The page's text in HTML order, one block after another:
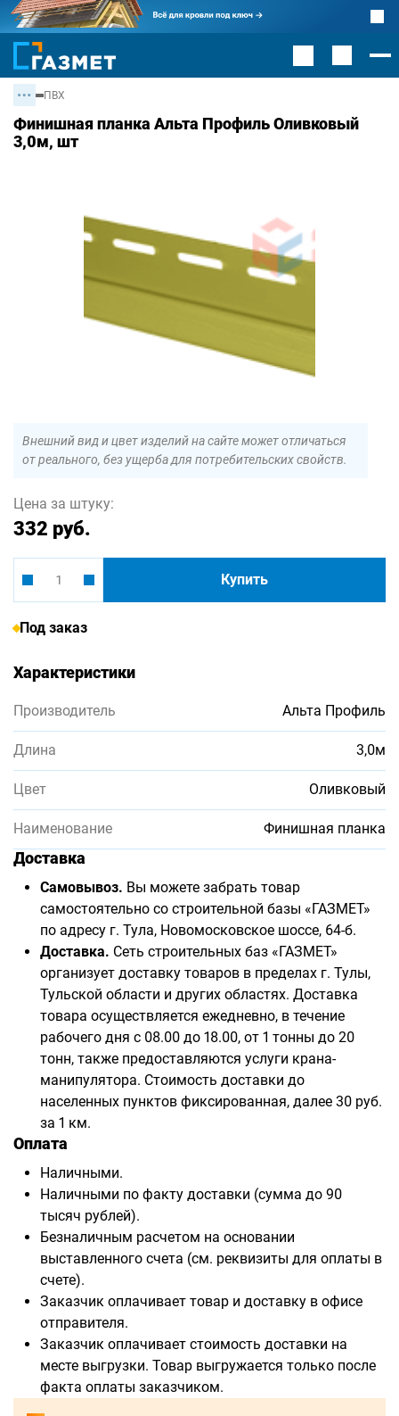
ПВХ
Финишная планка Альта Профиль Оливковый
3,0м, шт
Внешний вид и цвет изделий на сайте может отличаться
от реального, без ущерба для потребительских свойств.
Цена за штуку:
332 руб.
Купить
Под заказ
Характеристики
Производитель Альта Профиль
Длина 3,0м
Цвет Оливковый
Наименование Финишная планка
Доставка
Самовывоз. Вы можете забрать товар
самостоятельно со строительной базы «ГАЗМЕТ»
по адресу г. Тула, Новомосковское шоссе, 64-б.
Доставка. Сеть строительных баз «ГАЗМЕТ»
организует доставку товаров в пределах г. Тулы,
Тульской области и других областях. Доставка
товара осуществляется ежедневно, в течение
рабочего дня с 08.00 до 18.00, от 1 тонны до 20
тонн, также предоставляются услуги крана-
манипулятора. Стоимость доставки до
населенных пунктов фиксированная, далее 30 руб.
за 1 км.
Оплата
Наличными.
Наличными по факту доставки (сумма до 90
тысяч рублей).
Безналичным расчетом на основании
выставленного счета (см. реквизиты для оплаты в
счете).
Заказчик оплачивает товар и доставку в офисе
отправителя.
Заказчик оплачивает стоимость доставки на
месте выгрузки. Товар выгружается только после
факта оплаты заказчиком.